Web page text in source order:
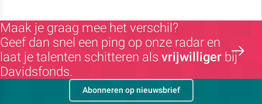
Maak je graag mee het verschil?
Geef dan snel een ping op onze radar en
laat je talenten schitteren als vrijwilliger bij
Davidsfonds.
Abonneren op nieuwsbrief